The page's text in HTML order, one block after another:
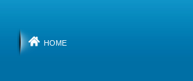
HOME